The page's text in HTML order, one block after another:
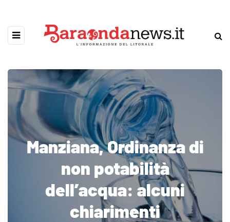
Manziana, Ordinanza di
non potabilità
dell’acqua: alcuni
chiarimenti